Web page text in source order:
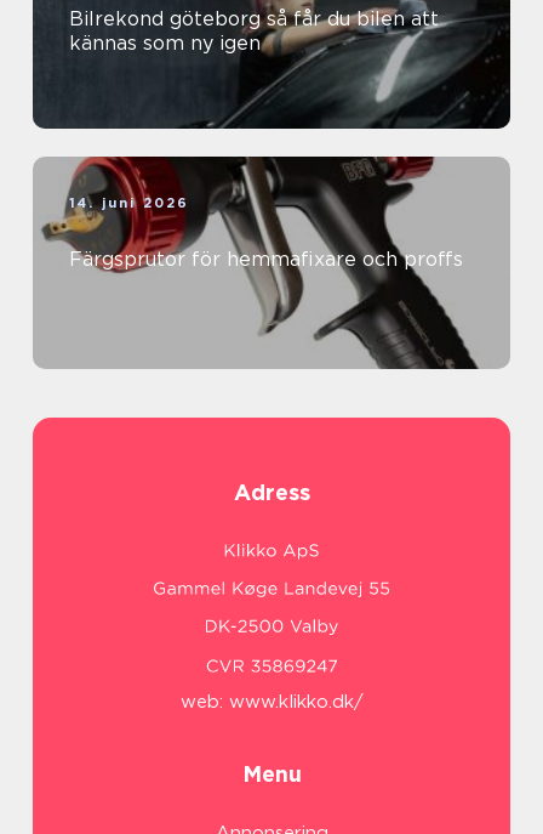
Bilrekond göteborg så får du bilen att
kännas som ny igen
14. juni 2026
Färgsprutor för hemmafixare och proffs
Adress
web: www.klikko.dk/
Menu